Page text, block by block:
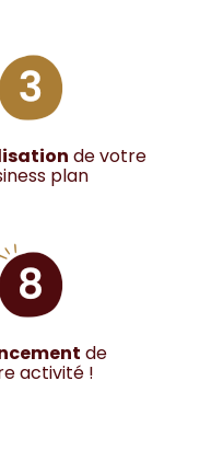
de votre
plan
de
activité !